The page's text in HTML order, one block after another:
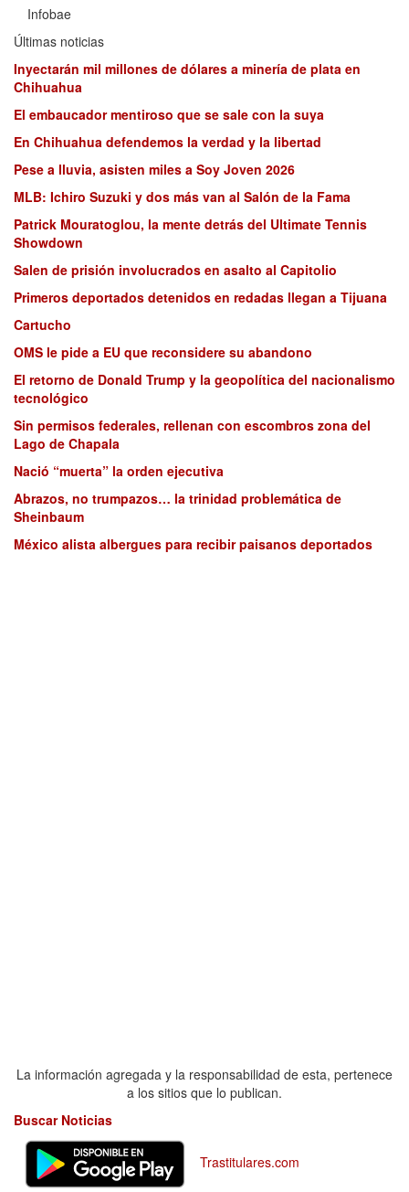
Infobae
Últimas noticias
Inyectarán mil millones de dólares a minería de plata en
Chihuahua
El embaucador mentiroso que se sale con la suya
En Chihuahua defendemos la verdad y la libertad
Pese a lluvia, asisten miles a Soy Joven 2026
MLB: Ichiro Suzuki y dos más van al Salón de la Fama
Patrick Mouratoglou, la mente detrás del Ultimate Tennis
Showdown
Salen de prisión involucrados en asalto al Capitolio
Primeros deportados detenidos en redadas llegan a Tijuana
Cartucho
OMS le pide a EU que reconsidere su abandono
El retorno de Donald Trump y la geopolítica del nacionalismo
tecnológico
Sin permisos federales, rellenan con escombros zona del
Lago de Chapala
Nació “muerta” la orden ejecutiva
Abrazos, no trumpazos… la trinidad problemática de
Sheinbaum
México alista albergues para recibir paisanos deportados
La información agregada y la responsabilidad de esta, pertenece
a los sitios que lo publican.
Buscar Noticias
Trastitulares.com